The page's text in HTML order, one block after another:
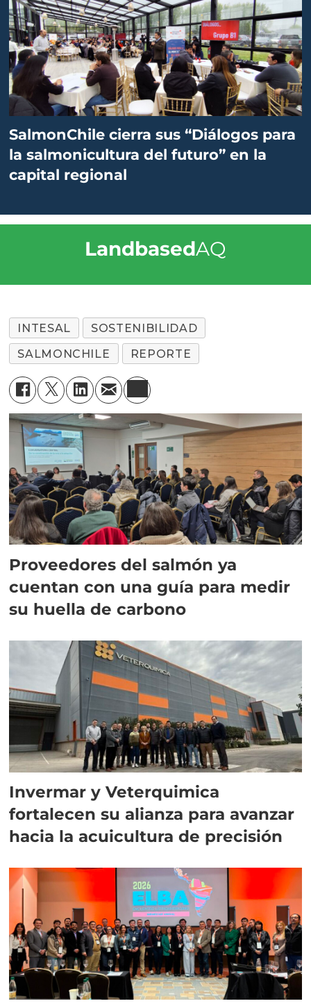
SalmonChile cierra sus “Diálogos para
la salmonicultura del futuro” en la
capital regional
LandbasedAQ
INTESAL
SOSTENIBILIDAD
SALMONCHILE
REPORTE
Proveedores del salmón ya
cuentan con una guía para medir
su huella de carbono
Invermar y Veterquimica
fortalecen su alianza para avanzar
hacia la acuicultura de precisión